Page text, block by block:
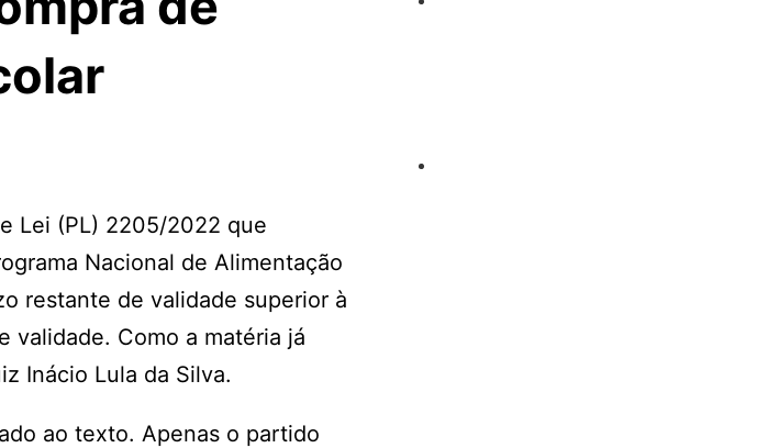
Lei (PL) 2205/2022 que
Nacional de Alimentação
restante de validade superior à
validade. Como a matéria já
Inácio Lula da Silva.
ao texto. Apenas o partido